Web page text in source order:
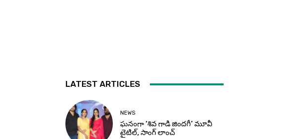
LATEST ARTICLES
NEWS
ఘనంగా ‘శివ గాడి జింద‌గీ’ మూవీ
టైటిల్, సాంగ్ లాంచ్